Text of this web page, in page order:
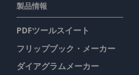
製品情報
PDFツールスイート
フリップブック・メーカー
ダイアグラムメーカー